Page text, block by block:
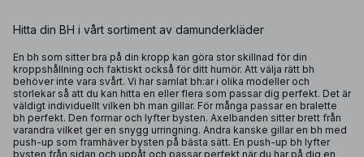
Hitta din BH i vårt sortiment av damunderkläder
En bh som sitter bra på din kropp kan göra stor skillnad för din
kroppshållning och faktiskt också för ditt humör. Att välja rätt bh
behöver inte vara svårt. Vi har samlat bh:ari olika modeller och
storlekar så att du kan hitta en eller flera som passar dig perfekt. Det är
väldigt individuellt vilken bh man gillar. För många passar en bralette
bh perfekt. Den formar och lyfter bysten. Axelbanden sitter brett från
varandra vilket ger en snygg urringning. Andra kanske gillar en bh med
push-up som framhäver bysten på bästa sätt. En push-up bh lyfter
bysten från sidan och uppåt och passar perfekt när du har på dig en